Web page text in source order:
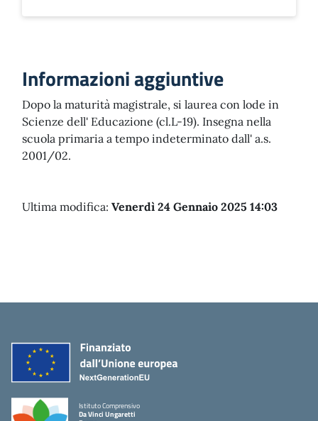
Informazioni aggiuntive
Dopo la maturità magistrale, si laurea con lode in
Scienze dell' Educazione (cl.L-19). Insegna nella
scuola primaria a tempo indeterminato dall' a.s.
2001/02.
Ultima modifica: Venerdì 24 Gennaio 2025 14:03
Istituto Comprensivo
Da Vinci Ungaretti